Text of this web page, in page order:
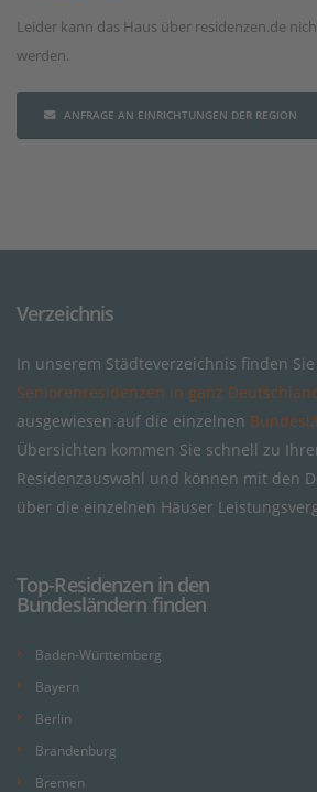
Leider kann das Haus über residenzen.de
werden.
ANFRAGE AN EINRICHTUNGEN DER REGION
Verzeichnis
In unserem Städteverzeichnis finden
Seniorenresidenzen in ganz
ausgewiesen auf die einzelnen
Übersichten kommen Sie schnell zu
Residenzauswahl und können mit den
über die einzelnen Häuser
Top-Residenzen in den
Bundesländern finden
Baden-Württemberg
Bayern
Berlin
Brandenburg
Bremen